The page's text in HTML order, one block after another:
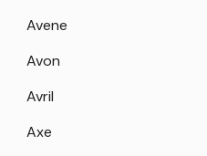
Avene
Avon
Avril
Axe